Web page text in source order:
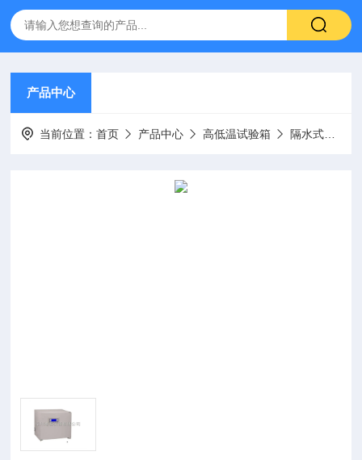
产品中心
当前位置：首页 产品中心 高低温试验箱 隔水式培养箱